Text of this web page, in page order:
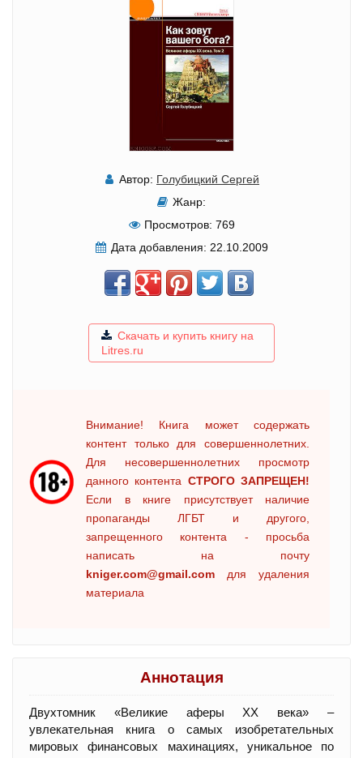
Автор: Голубицкий Сергей
Жанр:
Просмотров: 769
Дата добавления: 22.10.2009
Скачать и купить книгу на
Litres.ru
Внимание! Книга может содержать
контент только для совершеннолетних.
Для несовершеннолетних просмотр
данного контента СТРОГО ЗАПРЕЩЕН!
Если в книге присутствует наличие
пропаганды ЛГБТ и другого,
запрещенного контента - просьба
написать на почту
kniger.com@gmail.com для удаления
материала
Аннотация
Двухтомник «Великие аферы XX века» –
увлекательная книга о самых изобретательных
мировых финансовых махинациях, уникальное по